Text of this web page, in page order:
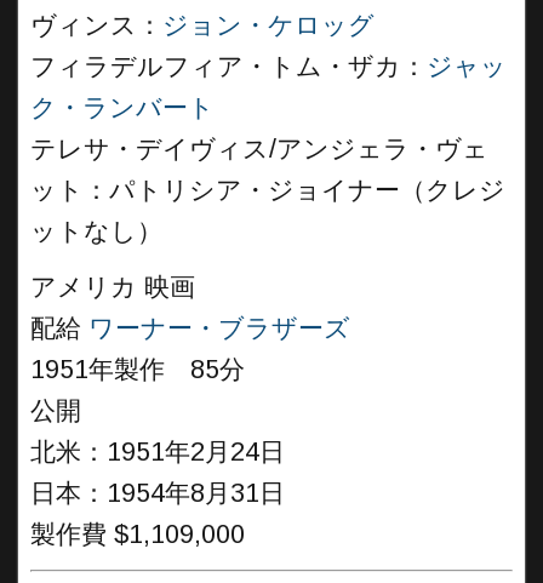
ヴィンス： ジョン・ケロッグ
フィラデルフィア・トム・ザカ： ジャッ
ク・ランバート
テレサ・デイヴィス/アンジェラ・ヴェ
ット：パトリシア・ジョイナー（クレジ
ットなし）
アメリカ 映画
配給 ワーナー・ブラザーズ
1951年製作 85分
公開
北米：1951年2月24日
日本：1954年8月31日
製作費 $1,109,000